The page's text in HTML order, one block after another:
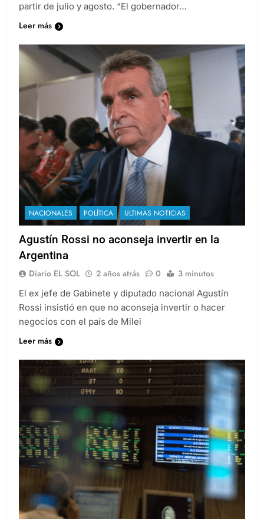
partir de julio y agosto. “El gobernador…
Leer más
NACIONALES POLÍTICA ULTIMAS NOTICIAS
Agustín Rossi no aconseja invertir en la
Argentina
Diario EL SOL 2 años atrás 0 3 minutos
El ex jefe de Gabinete y diputado nacional Agustín
Rossi insistió en que no aconseja invertir o hacer
negocios con el país de Milei
Leer más